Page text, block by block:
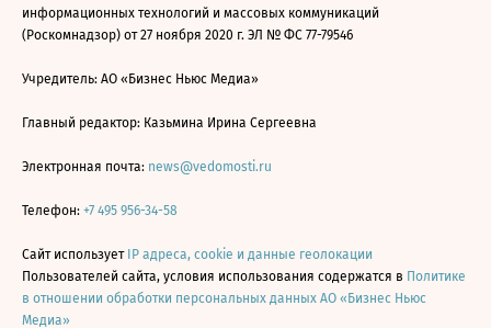
информационных технологий и массовых коммуникаций
(Роскомнадзор) от 27 ноября 2020 г. ЭЛ № ФС 77-79546
Учредитель: АО «Бизнес Ньюс Медиа»
Главный редактор: Казьмина Ирина Сергеевна
Электронная почта: news@vedomosti.ru
Телефон: +7 495 956-34-58
Сайт использует IP адреса, cookie и данные геолокации
Пользователей сайта, условия использования содержатся в Политике
в отношении обработки персональных данных АО «Бизнес Ньюс
Медиа»